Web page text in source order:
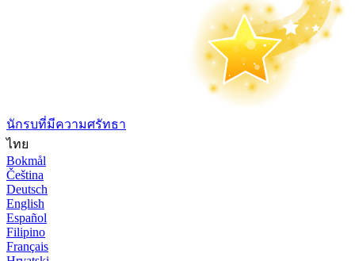
นักรบที่มีความศรัทธา
ไทย
Bokmål
Čeština
Deutsch
English
Español
Filipino
Français